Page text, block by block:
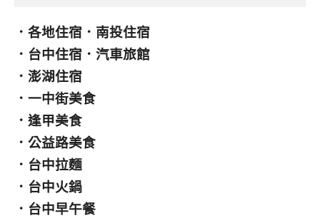
． 各地住宿 ． 南投住宿
． 台中住宿 ． 汽車旅館
． 澎湖住宿
． 一中街美食
． 逢甲美食
． 公益路美食
． 台中拉麵
． 台中火鍋
． 台中早午餐